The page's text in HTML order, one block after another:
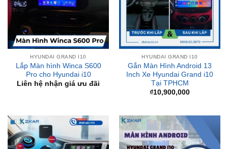
HYUNDAI GRAND I10
Lắp Màn hình Winca S600
Pro cho Hyundai i10
Liên hệ nhận giá ưu đãi
HYUNDAI GRAND I10
Gắn Màn Hình Android 13
Inch Xe Hyundai Grand i10
Tại TPHCM
₫10,900,000